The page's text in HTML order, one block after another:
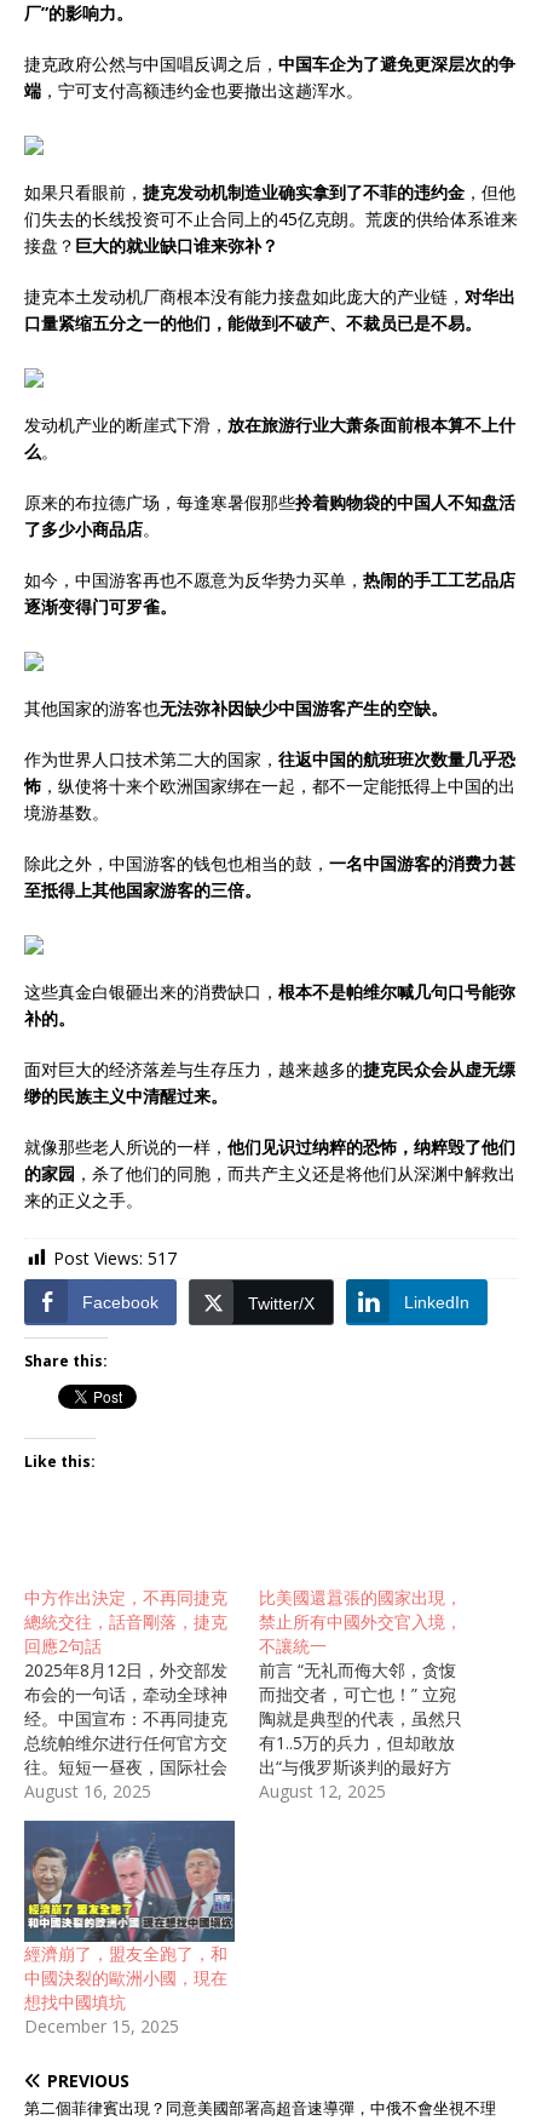
厂”的影响力。
捷克政府公然与中国唱反调之后， 中国车企为了避免更深层次的争
端 ，宁可支付高额违约金也要撤出这趟浑水。
如果只看眼前， 捷克发动机制造业确实拿到了不菲的违约金 ，但他
们失去的长线投资可不止合同上的45亿克朗。荒废的供给体系谁来
接盘？ 巨大的就业缺口谁来弥补？
捷克本土发动机厂商根本没有能力接盘如此庞大的产业链， 对华出
口量紧缩五分之一的他们，能做到不破产、不裁员已是不易。
发动机产业的断崖式下滑， 放在旅游行业大萧条面前根本算不上什
么。
原来的布拉德广场，每逢寒暑假那些拎着购物袋的中国人不知盘活
了多少小商品店。
如今，中国游客再也不愿意为反华势力买单， 热闹的手工工艺品店
逐渐变得门可罗雀。
其他国家的游客也无法弥补因缺少中国游客产生的空缺。
作为世界人口技术第二大的国家， 往返中国的航班班次数量几乎恐
怖 ，纵使将十来个欧洲国家绑在一起，都不一定能抵得上中国的出
境游基数。
除此之外，中国游客的钱包也相当的鼓， 一名中国游客的消费力甚
至抵得上其他国家游客的三倍。
这些真金白银砸出来的消费缺口， 根本不是帕维尔喊几句口号能弥
补的。
面对巨大的经济落差与生存压力，越来越多的捷克民众会从虚无缥
缈的民族主义中清醒过来。
就像那些老人所说的一样， 他们见识过纳粹的恐怖，纳粹毁了他们
的家园 ，杀了他们的同胞，而共产主义还是将他们从深渊中解救出
来的正义之手。
Post Views: 517
Facebook Twitter/X LinkedIn
Share this:
Like this:
中方作出決定，不再同捷克
總統交往，話音剛落，捷克
回應2句話
2025年8月12日，外交部发
布会的一句话，牵动全球神
经。中国宣布：不再同捷克
总统帕维尔进行任何官方交
往。短短一昼夜，国际社会
气氛骤然紧张。 冷战阴影下
的裂痕 捷克曾是中国在中东
欧地区最早建立友好往来的
国家之一。数据显示，2019
年中国赴捷克游客高达32万
人次，为捷克旅游业贡献超
过120亿克朗。随着“一带一
路”合作推进，中捷经贸额连
年攀升，中国成为捷克在欧
盟外最大贸易伙伴。然而，
2021年起，捷克高层对华政
藏言行频发。2023年，帕维
尔上任后，公开宣称“台湾有
August 16, 2025
比美國還囂張的國家出現，
禁止所有中國外交官入境，
不讓統一
前言 “无礼而侮大邻，贪愎
而拙交者，可亡也！” 立宛
陶就是典型的代表，虽然只
有1..5万的兵力，但却敢放
出“与俄罗斯谈判的最好方
法，就是把枪放到桌子上”的
我们一个省大，可做出来的
August 12, 2025
經濟崩了，盟友全跑了，和
中國決裂的歐洲小國，現在
想找中國填坑
December 15, 2025
PREVIOUS
第二個菲律賓出現？同意美國部署高超音速導彈，中俄不會坐視不理